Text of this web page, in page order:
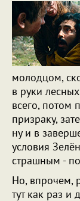
молодцом,
в руки
всего, потом
призраку,
ну и в
условия
страшным -
Но, впрочем,
тут как раз и